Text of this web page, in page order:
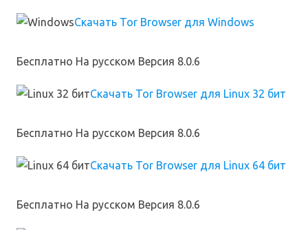
Скачать Tor Browser для Windows
Бесплатно На русском Версия 8.0.6
Скачать Tor Browser для Linux 32 бит
Бесплатно На русском Версия 8.0.6
Скачать Tor Browser для Linux 64 бит
Бесплатно На русском Версия 8.0.6